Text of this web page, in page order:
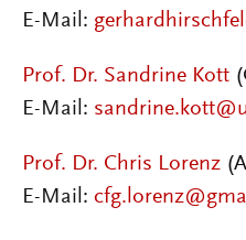
E-Mail:
Prof. Dr. Sandrine Kott
E-Mail:
Prof. Dr. Chris Lorenz
E-Mail: